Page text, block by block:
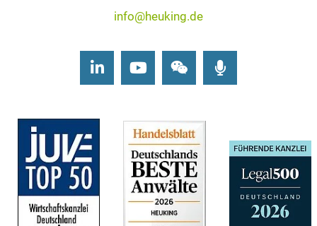
info@heuking.de
LinkedInYoutubeWechat